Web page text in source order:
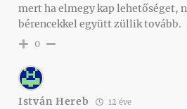
mert ha elmegy kap lehetőséget,
bérencekkel együtt züllik tovább.
0
István Hereb 12 éve